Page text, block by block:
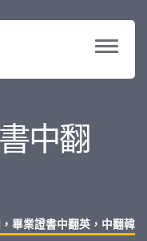
中翻
畢業證書中翻英，中翻韓